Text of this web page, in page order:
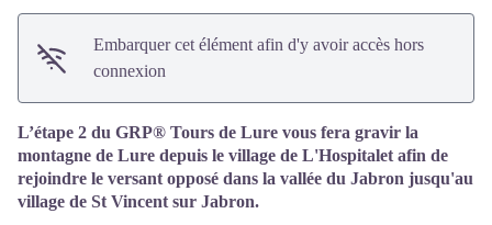
Embarquer cet élément afin d'y avoir accès hors
connexion
L’étape 2 du GRP® Tours de Lure vous fera gravir la
montagne de Lure depuis le village de L'Hospitalet afin de
rejoindre le versant opposé dans la vallée du Jabron jusqu'au
village de St Vincent sur Jabron.